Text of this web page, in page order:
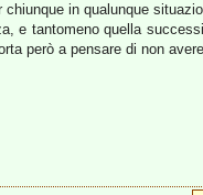
in qualunque
e tantomeno quella
però a pensare di non